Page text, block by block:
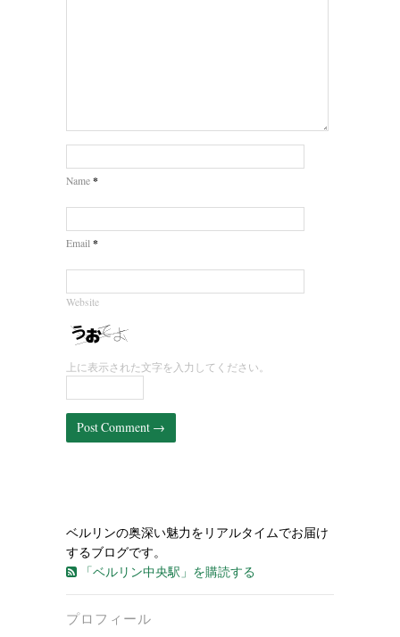
Name *
Email *
Website
上に表示された文字を入力してください。
ベルリンの奥深い魅力をリアルタイムでお届け
するブログです。
「ベルリン中央駅」を購読する
プロフィール